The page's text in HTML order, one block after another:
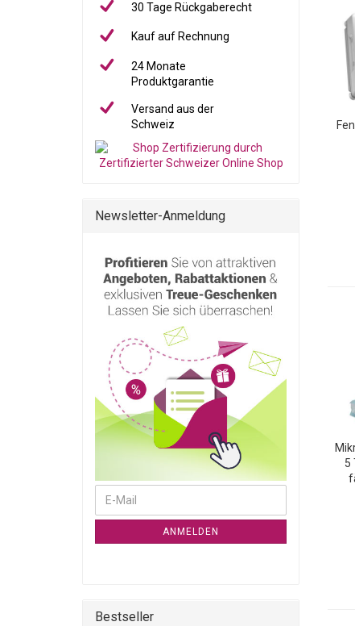
5
30 Tage Rückgaberecht
Kauf auf Rechnung
24 Monate
Produktgarantie
Versand aus der
Schweiz
Newsletter-Anmeldung
ANMELDEN
Bestseller